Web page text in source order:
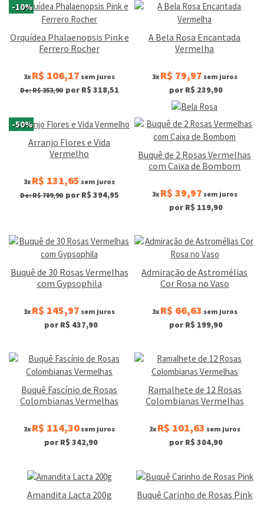
-10%
Orquídea Phalaenopsis Pink e
Ferrero Rocher
3x R$ 106,17 sem juros
De: R$ 353,90 por R$ 318,51
A Bela Rosa Encantada
Vermelha
3x R$ 79,97 sem juros
por R$ 239,90
-50%
Arranjo Flores e Vida
Vermelho
3x R$ 131,65 sem juros
De: R$ 789,90 por R$ 394,95
Buquê de 2 Rosas Vermelhas
com Caixa de Bombom
3x R$ 39,97 sem juros
por R$ 119,90
Buquê de 30 Rosas Vermelhas
com Gypsophila
3x R$ 145,97 sem juros
por R$ 437,90
Admiração de Astromélias
Cor Rosa no Vaso
3x R$ 66,63 sem juros
por R$ 199,90
Buquê Fascínio de Rosas
Colombianas Vermelhas
3x R$ 114,30 sem juros
por R$ 342,90
Ramalhete de 12 Rosas
Colombianas Vermelhas
3x R$ 101,63 sem juros
por R$ 304,90
Amandita Lacta 200g Buquê Carinho de Rosas Pink